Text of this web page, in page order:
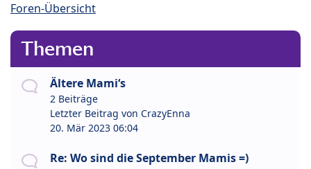
Foren-Übersicht
Themen
Ältere Mami‘s
2 Beiträge
Letzter Beitrag von CrazyEnna
20. Mär 2023 06:04
Re: Wo sind die September Mamis =)